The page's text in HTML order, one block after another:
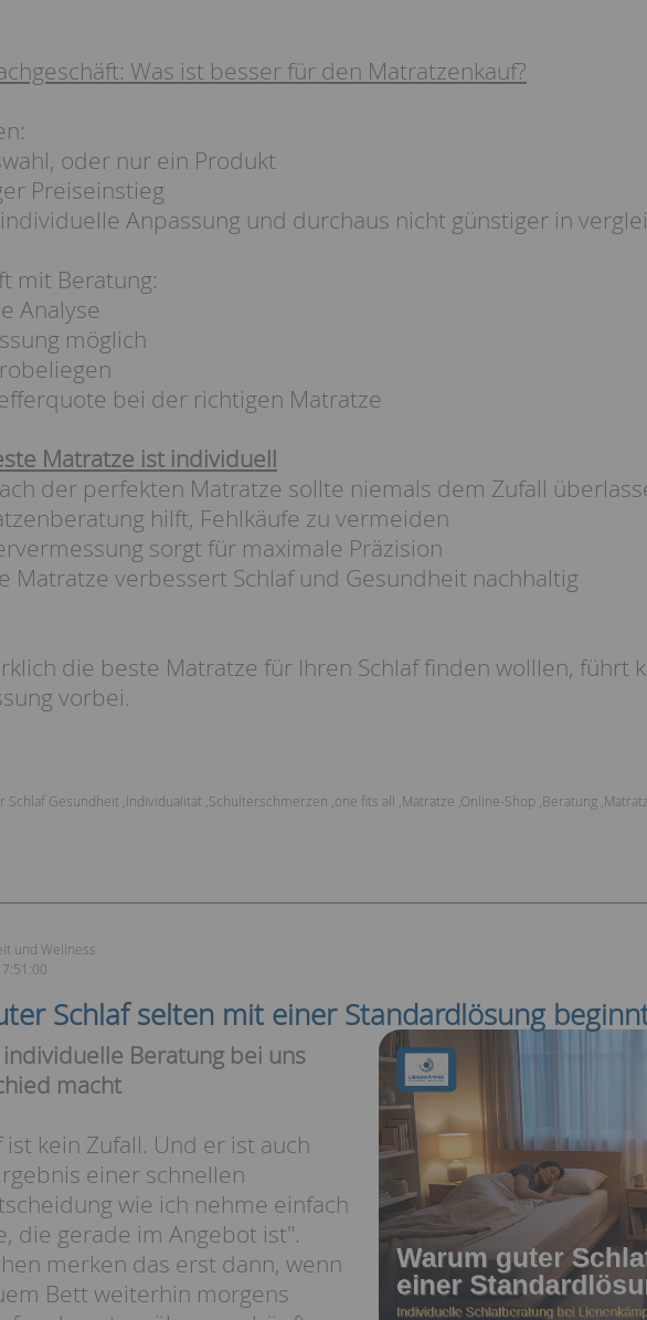
Was ist besser für den Matratzenkauf?
oder nur ein Produkt
Preiseinstieg
Anpassung und durchaus nicht günstiger in
mit Beratung:
Analyse
möglich
bei der richtigen Matratze
Matratze ist individuell
der perfekten Matratze sollte niemals dem Zufall
hilft, Fehlkäufe zu vermeiden
sorgt für maximale Präzision
Matratze verbessert Schlaf und Gesundheit nachhaltig
die beste Matratze für Ihren Schlaf finden wolllen, führt
vorbei.
Schlaf Gesundheit Individualität Schulterschmerzen one fits all Matratze Online-Shop Beratung
und Wellness
Schlaf selten mit einer Standardlösung
Beratung bei uns
macht
ist kein Zufall. Und er ist auch
einer schnellen
wie ich nehme einfach
die gerade im Angebot ist".
merken das erst dann, wenn
Bett weiterhin morgens